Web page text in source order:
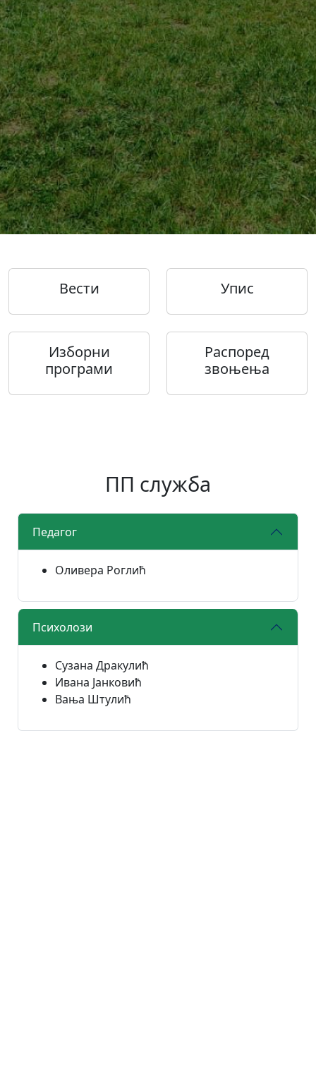
Вести Упис
Изборни
програми
Распоред
звоњења
ПП служба
Педагог
Оливера Роглић
Психолози
Сузана Дракулић
Ивана Јанковић
Вања Штулић